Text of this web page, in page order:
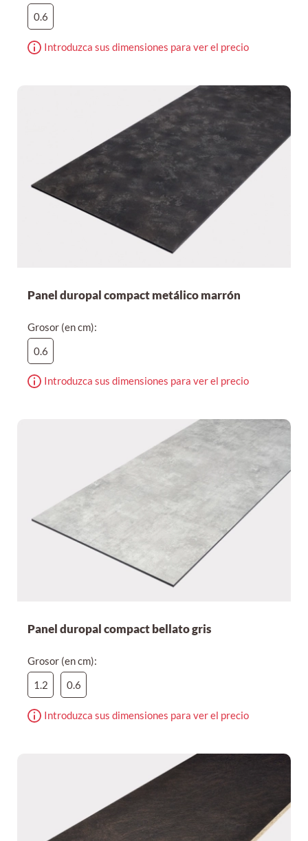
0.6
Introduzca sus dimensiones para ver el precio
Panel duropal compact metálico marrón
Grosor (en cm):
0.6
Introduzca sus dimensiones para ver el precio
Panel duropal compact bellato gris
Grosor (en cm):
1.2
0.6
Introduzca sus dimensiones para ver el precio